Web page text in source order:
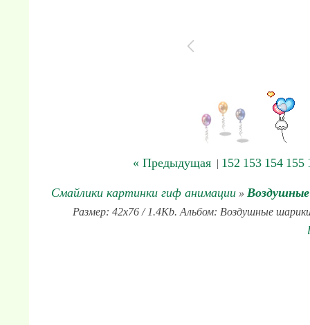
« Предыдущая| 152 153 154 155
Смайлики картинки гиф анимации»
Размер: 42x76 / 1.4Kb. Альбом: Воздушные